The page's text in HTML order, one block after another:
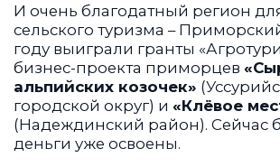
И очень благодатный регион
сельского туризма –
году выиграли гранты
бизнес-проекта приморцев
альпийских козочек»
городской округ) и «Клёвое
(Надеждинский район). Сейчас
деньги уже освоены.